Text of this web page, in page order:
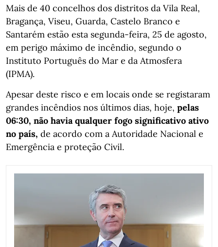
Mais de 40 concelhos dos distritos da Vila Real,
Bragança, Viseu, Guarda, Castelo Branco e
Santarém estão esta segunda-feira, 25 de agosto,
em perigo máximo de incêndio, segundo o
Instituto Português do Mar e da Atmosfera
(IPMA).
Apesar deste risco e em locais onde se registaram
grandes incêndios nos últimos dias, hoje, pelas
06:30, não havia qualquer fogo significativo ativo
no país, de acordo com a Autoridade Nacional e
Emergência e proteção Civil.